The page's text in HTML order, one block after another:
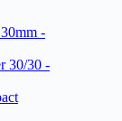
-
30/30 -